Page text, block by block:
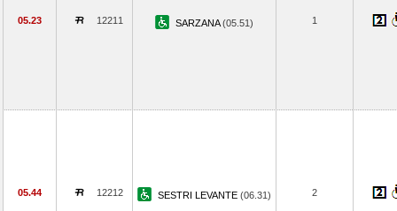
05.23 12211 SARZANA(05.51) 1
05.44 12212 SESTRI LEVANTE (06.31) 2